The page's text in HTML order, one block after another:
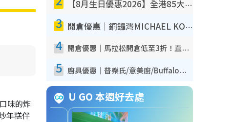
味的炸
年糕伴
【8月生日優惠2026】全港85大食買玩著數攻略 自助餐/火鍋放題同行免費＋誠品/DONKI送現金券
3 開倉優惠｜銅鑼灣MICHAEL KORS開倉低至17折！直擊$500起買手袋/銀包/鞋款 必買經典Jet Set系列
4 開倉優惠｜馬拉松開倉低至3折！直擊$99起買adidas／New Balance／Puma鞋款 STANLEY保溫杯劈價至$119起
5 廚具優惠｜普樂氏/意美廚/Buffalo廚具低至3折！$89起買煎鍋／炒鑊／個人鍋 同場小家電激減至$99起
U GO 本週好去處